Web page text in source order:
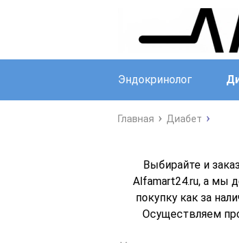
Эндокринолог
Главная Диабет
Выбирайте и
Alfamart24.ru, а мы
покупку как за
Осуществляем